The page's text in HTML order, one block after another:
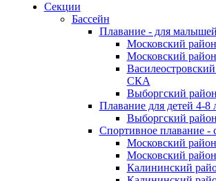
Секции
Бассейн
Плавание - для
Московский
Московский
СКА
Выборгский
Плавание для детей 4-8
Выборгский
Спортивное плавание -
Московский
Московский
Калининский